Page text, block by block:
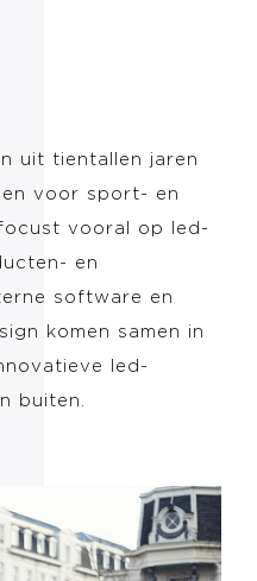
uit tientallen jaren
voor sport- en
vooral op led-
en
software en
komen samen in
led-
buiten.